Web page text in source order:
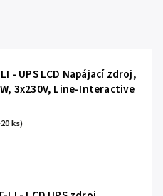
- UPS LCD Napájací zdroj,
3x230V, Line-Interactive
ks)